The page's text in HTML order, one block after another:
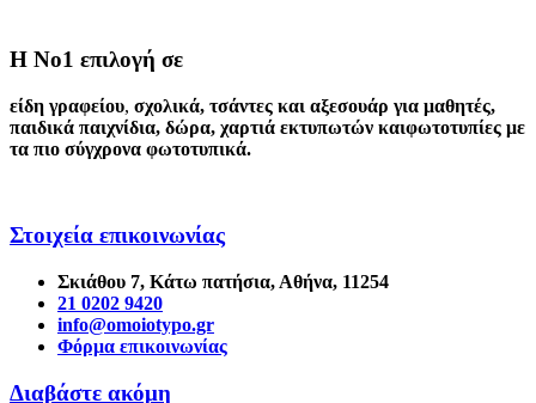
Η Νο1 επιλογή σε
είδη γραφείου, σχολικά, τσάντες και αξεσουάρ για μαθητές,
παιδικά παιχνίδια, δώρα, χαρτιά εκτυπωτών καιφωτοτυπίες με
τα πιο σύγχρονα φωτοτυπικά.
Στοιχεία επικοινωνίας
Σκιάθου 7, Κάτω πατήσια, Αθήνα, 11254
21 0202 9420
info@omoiotypo.gr
Φόρμα επικοινωνίας
Διαβάστε ακόμη